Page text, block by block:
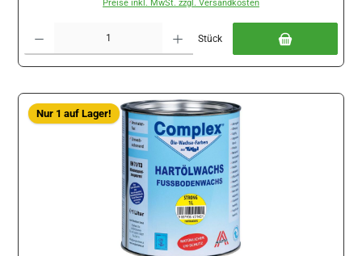
Preise inkl. MwSt. zzgl. Versandkosten
Stück
Nur 1 auf Lager!